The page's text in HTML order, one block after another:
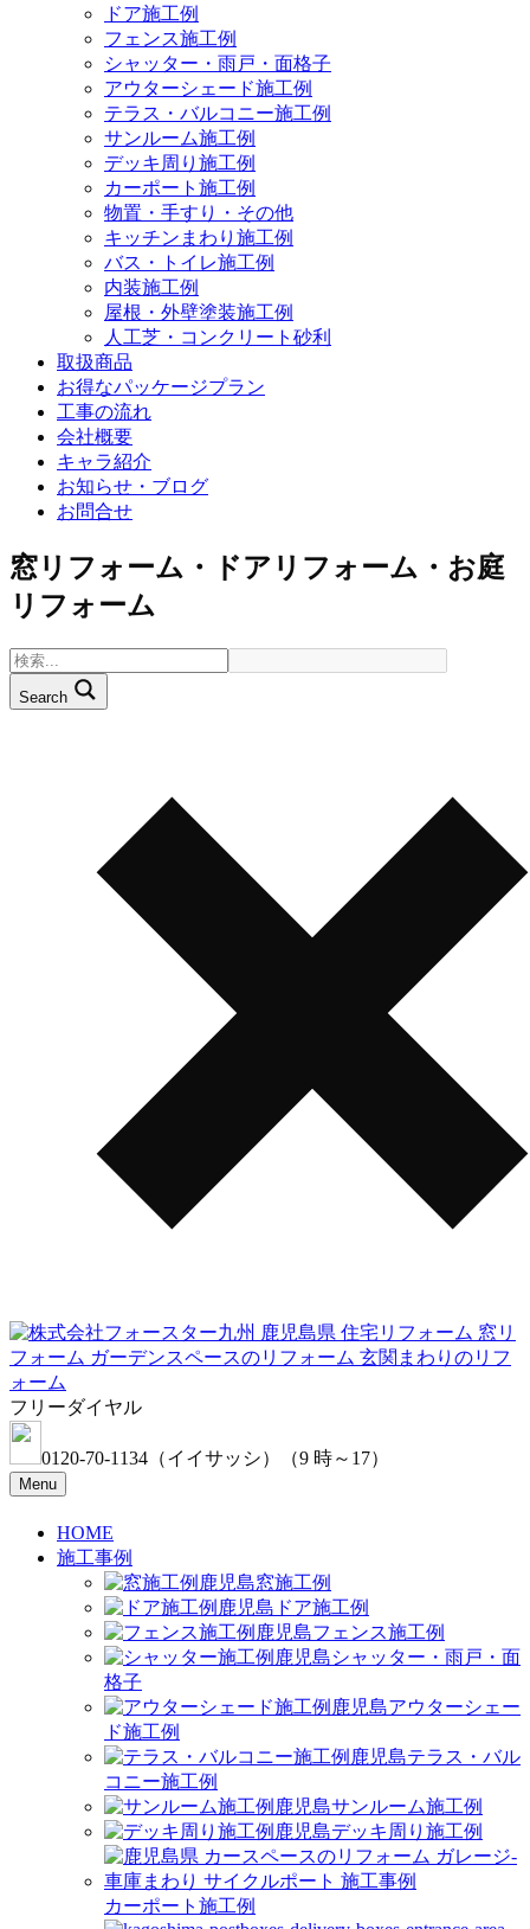
ドア施工例
フェンス施工例
シャッター・雨戸・面格子
アウターシェード施工例
テラス・バルコニー施工例
サンルーム施工例
デッキ周り施工例
カーポート施工例
物置・手すり・その他
キッチンまわり施工例
バス・トイレ施工例
内装施工例
屋根・外壁塗装施工例
人工芝・コンクリート砂利
取扱商品
お得なパッケージプラン
工事の流れ
会社概要
キャラ紹介
お知らせ・ブログ
お問合せ
窓リフォーム・ドアリフォーム・お庭
リフォーム
Search
フリーダイヤル
0120-70-1134 （イイサッシ） （9 時～17）
Menu
HOME
施工事例
窓施工例
ドア施工例
フェンス施工例
シャッター・雨戸・面
格子
アウターシェー
ド施工例
テラス・バル
コニー施工例
サンルーム施工例
デッキ周り施工例
カーポート施工例